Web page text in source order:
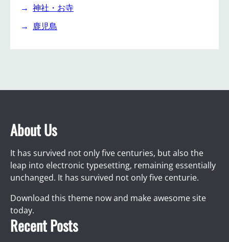
神社・お寺
鹿児島
About Us
It has survived not only five centuries, but also the
leap into electronic typesetting, remaining essentially
unchanged. It has survived not only five centurie.
Download this theme now and make awesome site
today.
Recent Posts